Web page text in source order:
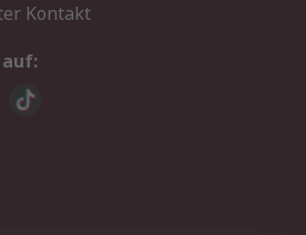
Kontakt
auf: